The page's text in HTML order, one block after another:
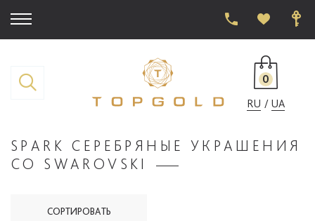
0
RU
UA
SPARK СЕРЕБРЯНЫЕ УКРАШЕНИЯ
СО SWAROVSKI
СОРТИРОВАТЬ